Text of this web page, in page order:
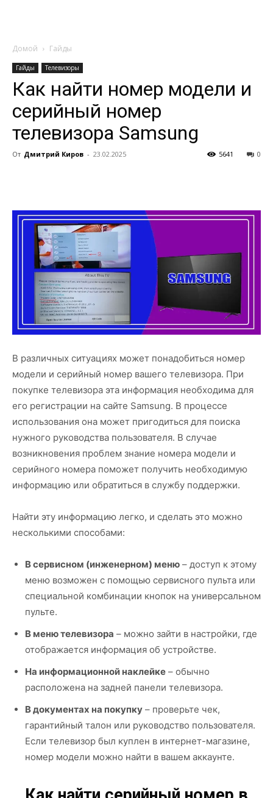
Домой Гайды
Гайды Телевизоры
Как найти номер модели и
серийный номер
телевизора Samsung
От Дмитрий Киров - 23.02.2025 0
5641
В различных ситуациях может понадобиться номер
модели и серийный номер вашего телевизора. При
покупке телевизора эта информация необходима для
его регистрации на сайте Samsung. В процессе
использования она может пригодиться для поиска
нужного руководства пользователя. В случае
возникновения проблем знание номера модели и
серийного номера поможет получить необходимую
информацию или обратиться в службу поддержки.
Найти эту информацию легко, и сделать это можно
несколькими способами:
В сервисном (инженерном) меню – доступ к этому
меню возможен с помощью сервисного пульта или
специальной комбинации кнопок на универсальном
пульте.
В меню телевизора – можно зайти в настройки, где
отображается информация об устройстве.
На информационной наклейке – обычно
расположена на задней панели телевизора.
В документах на покупку – проверьте чек,
гарантийный талон или руководство пользователя.
Если телевизор был куплен в интернет-магазине,
номер модели можно найти в вашем аккаунте.